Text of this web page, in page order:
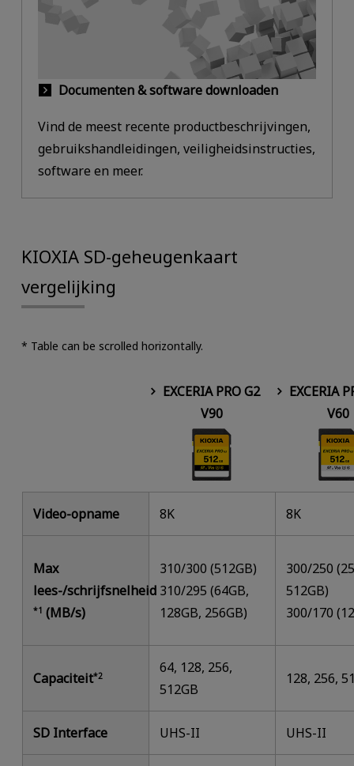
Documenten & software downloaden
Vind de meest recente productbeschrijvingen,
gebruikshandleidingen, veiligheidsinstructies,
software en meer.
KIOXIA SD-geheugenkaart
vergelijking
* Table can be scrolled horizontally.
EXCERIA PRO G2
V90
EXCERIA
V60
Video-opname 8K 8K
Max
lees-/schrijfsnelheid
*1 (MB/s)
310/300 (512GB)
310/295 (64GB,
128GB, 256GB)
300/250
512GB)
300/170
Capaciteit*2
64, 128, 256,
512GB
128, 256,
SD Interface UHS-II UHS-II